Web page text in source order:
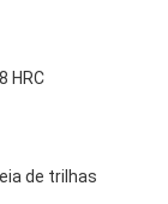
HRC
de trilhas